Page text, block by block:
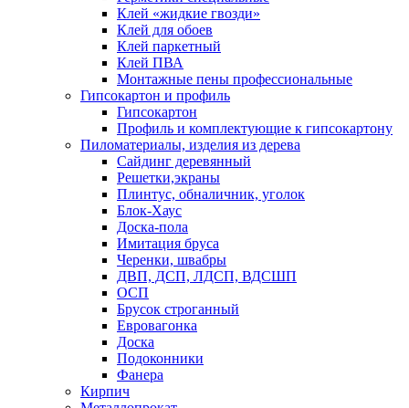
Клей «жидкие гвозди»
Клей для обоев
Клей паркетный
Клей ПВА
Монтажные пены профессиональные
Гипсокартон и профиль
Гипсокартон
Профиль и комплектующие к гипсокартону
Пиломатериалы, изделия из дерева
Сайдинг деревянный
Решетки,экраны
Плинтус, обналичник, уголок
Блок-Хаус
Доска-пола
Имитация бруса
Черенки, швабры
ДВП, ДСП, ЛДСП, ВДСШП
ОСП
Брусок строганный
Евровагонка
Доска
Подоконники
Фанера
Кирпич